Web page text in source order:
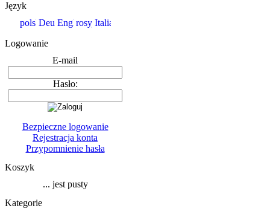
Język
Logowanie
E-mail
Hasło:
Bezpieczne logowanie
Rejestracja konta
Przypomnienie hasła
Koszyk
... jest pusty
Kategorie